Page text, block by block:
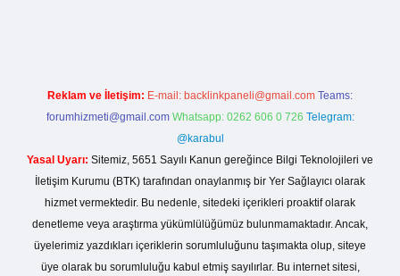
Reklam ve İletişim: E-mail: backlinkpaneli@gmail.com Teams:
forumhizmeti@gmail.com Whatsapp: 0262 606 0 726 Telegram:
@karabul
Yasal Uyarı: Sitemiz, 5651 Sayılı Kanun gereğince Bilgi Teknolojileri ve
İletişim Kurumu (BTK) tarafından onaylanmış bir Yer Sağlayıcı olarak
hizmet vermektedir. Bu nedenle, sitedeki içerikleri proaktif olarak
denetleme veya araştırma yükümlülüğümüz bulunmamaktadır. Ancak,
üyelerimiz yazdıkları içeriklerin sorumluluğunu taşımakta olup, siteye
üye olarak bu sorumluluğu kabul etmiş sayılırlar. Bu internet sitesi,